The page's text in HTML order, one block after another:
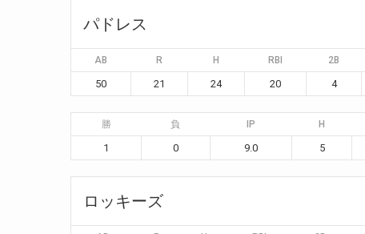
パドレス
AB R H RBI 2B
50 21 24 20 4
勝 負 IP H
1 0 9.0 5
ロッキーズ